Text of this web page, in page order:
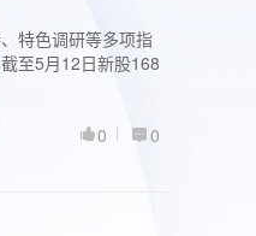
特色调研等多项指
至5月12日新股168
0
0